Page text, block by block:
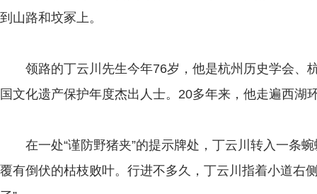
到山路和坟冢上。
领路的丁云川先生今年76岁，他是杭州历史学会、
国文化遗产保护年度杰出人士。20多年来，他走遍西湖
在一处“谨防野猪夹”的提示牌处，丁云川转入一条蜿
覆有倒伏的枯枝败叶。行进不多久，丁云川指着小道右